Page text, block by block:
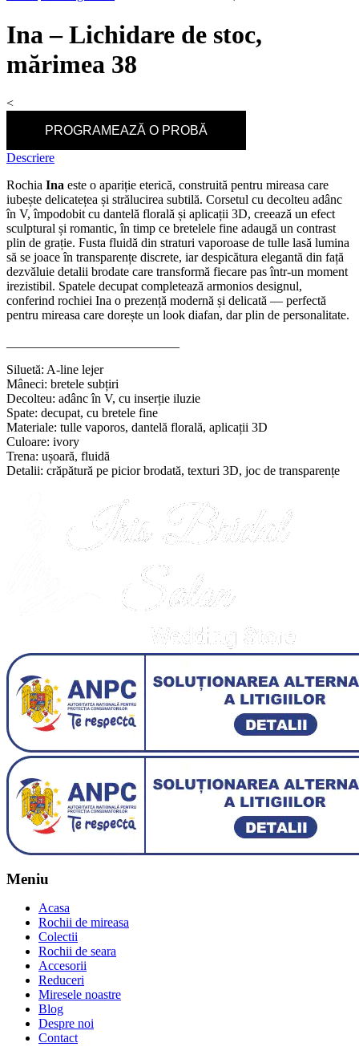
Ina – Lichidare de stoc,
mărimea 38
<
PROGRAMEAZĂ O PROBĂ
Descriere
Rochia Ina este o apariție eterică, construită pentru mireasa care
iubește delicatețea și strălucirea subtilă. Corsetul cu decolteu adânc
în V, împodobit cu dantelă florală și aplicații 3D, creează un efect
sculptural și romantic, în timp ce bretelele fine adaugă un contrast
plin de grație. Fusta fluidă din straturi vaporoase de tulle lasă lumina
să se joace în transparențe discrete, iar despicătura elegantă din față
dezvăluie detalii brodate care transformă fiecare pas într-un moment
irezistibil. Spatele decupat completează armonios designul,
conferind rochiei Ina o prezență modernă și delicată — perfectă
pentru mireasa care dorește un look diafan, dar plin de personalitate.
Siluetă: A-line lejer
Mâneci: bretele subțiri
Decolteu: adânc în V, cu inserție iluzie
Spate: decupat, cu bretele fine
Materiale: tulle vaporos, dantelă florală, aplicații 3D
Culoare: ivory
Trena: ușoară, fluidă
Detalii: crăpătură pe picior brodată, texturi 3D, joc de transparențe
Meniu
Acasa
Rochii de mireasa
Colectii
Rochii de seara
Accesorii
Reduceri
Miresele noastre
Blog
Despre noi
Contact